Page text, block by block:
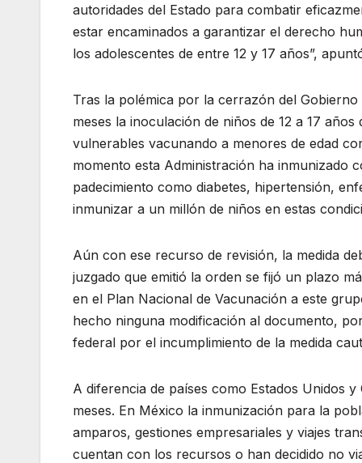
autoridades del Estado para combatir
estar encaminados a garantizar el derecho
los adolescentes de entre 12 y 17 años”,
Tras la polémica por la cerrazón del
meses la inoculación de niños de 12 a 17
vulnerables vacunando a menores de edad
momento esta Administración ha inmunizado
padecimiento como diabetes, hipertensión,
inmunizar a un millón de niños en estas
Aún con ese recurso de revisión, la medida
juzgado que emitió la orden se fijó un plazo
en el Plan Nacional de Vacunación a este
hecho ninguna modificación al documento,
federal por el incumplimiento de la medida
A diferencia de países como Estados Unidos
meses. En México la inmunización para la
amparos, gestiones empresariales y viajes
cuentan con los recursos o han decidido no